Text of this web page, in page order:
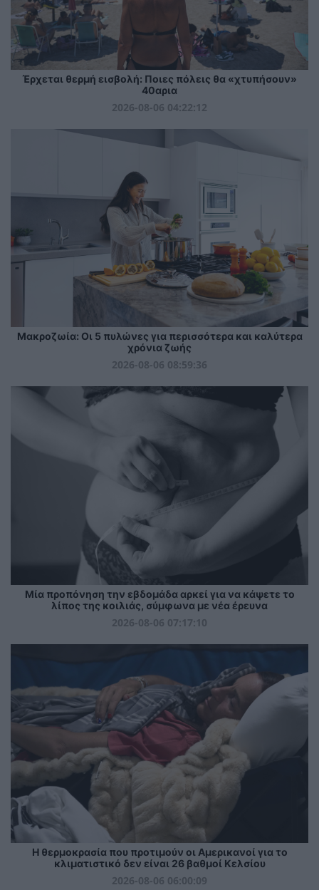
Έρχεται θερμή εισβολή: Ποιες πόλεις θα «χτυπήσουν»
40αρια
2026-08-06 04:22:12
Mακροζωία: Οι 5 πυλώνες για περισσότερα και καλύτερα
χρόνια ζωής
2026-08-06 08:59:36
Μία προπόνηση την εβδομάδα αρκεί για να κάψετε το
λίπος της κοιλιάς, σύμφωνα με νέα έρευνα
2026-08-06 07:17:10
Η θερμοκρασία που προτιμούν οι Αμερικανοί για το
κλιματιστικό δεν είναι 26 βαθμοί Κελσίου
2026-08-06 06:00:09